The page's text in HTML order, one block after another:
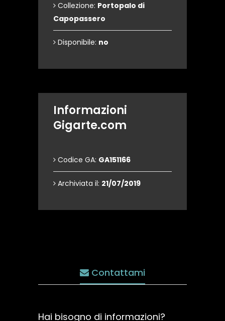
Collezione: Portopalo di
Capopassero
Disponibile: no
Informazioni
Gigarte.com
Codice GA: GA151166
Archiviata il: 21/07/2019
Contattami
Hai bisogno di informazioni?